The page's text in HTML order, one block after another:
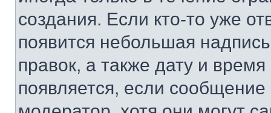
создания. Если кто-то уже
появится небольшая
правок, а также дату и
появляется, если